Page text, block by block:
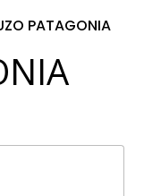
PATAGONIA